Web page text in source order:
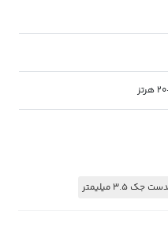
جک 3.5 میلیمتر